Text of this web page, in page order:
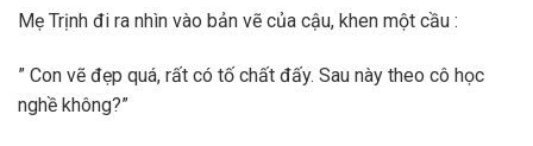
Mẹ Trịnh đi ra nhìn vào bản vẽ của cậu, khen một cầu :
” Con vẽ đẹp quá, rất có tố chất đấy. Sau này theo cô học
nghề không?”